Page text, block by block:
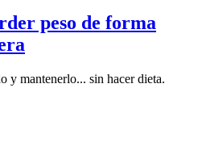
peso de forma
y mantenerlo... sin hacer dieta.